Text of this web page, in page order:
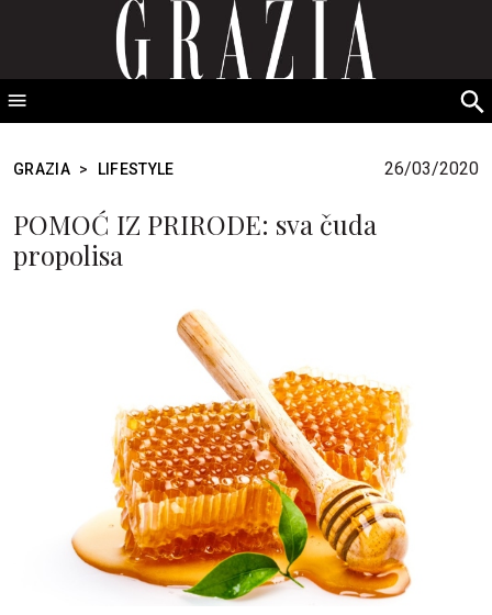
GRAZIA Srbija
GRAZIA > LIFESTYLE 26/03/2020
POMOĆ IZ PRIRODE: sva čuda
propolisa